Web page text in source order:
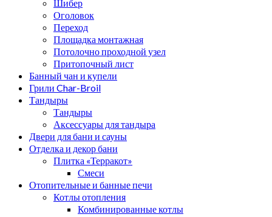
Шибер
Оголовок
Переход
Площадка монтажная
Потолочно проходной узел
Притопочный лист
Банный чан и купели
Грили Char-Broil
Тандыры
Тандыры
Аксессуары для тандыра
Двери для бани и сауны
Отделка и декор бани
Плитка «Терракот»
Смеси
Отопительные и банные печи
Котлы отопления
Комбинированные котлы